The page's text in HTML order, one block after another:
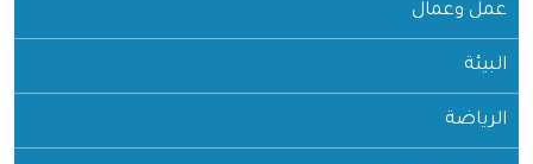
عمل وعمال
البيئة
الرياضة